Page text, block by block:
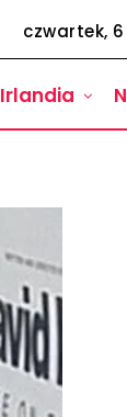
czwartek,
Irlandia